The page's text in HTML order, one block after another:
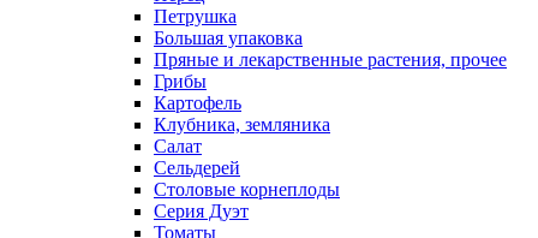
Петрушка
Большая упаковка
Пряные и лекарственные растения, прочее
Грибы
Картофель
Клубника, земляника
Салат
Сельдерей
Столовые корнеплоды
Серия Дуэт
Томаты